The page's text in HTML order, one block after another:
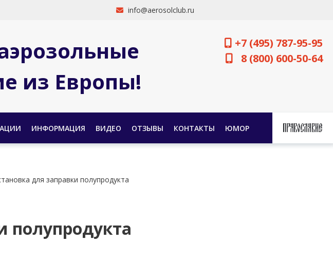
info@aerosolclub.ru
из Европы!
+7 (495) 787-95-95
8 (800) 600-50-64
ИНФОРМАЦИЯ ВИДЕО ОТЗЫВЫ КОНТАКТЫ ЮМОР
для заправки полупродукта
полупродукта